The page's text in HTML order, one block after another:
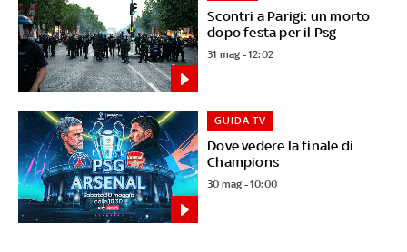
Scontri a Parigi: un morto
dopo festa per il Psg
31 mag - 12:02
Dove vedere la finale di
Champions
GUIDA TV
30 mag - 10:00